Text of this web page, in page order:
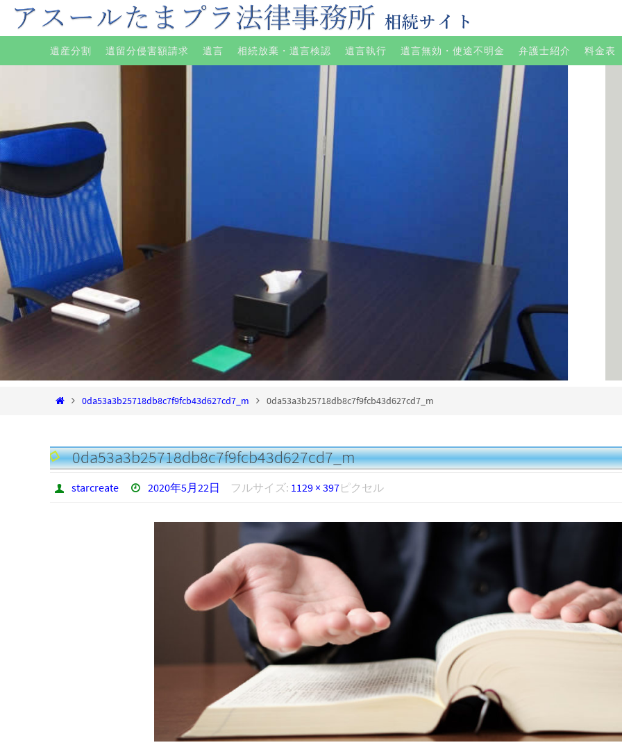
遺産分割 遺留分侵害額請求 遺言 相続放棄・遺言検認 遺言執行 遺言無効・使途不明金 弁護士紹介 料金表
0da53a3b25718db8c7f9fcb43d627cd7_m 0da53a3b25718db8c7f9fcb43d627cd7_m
0da53a3b25718db8c7f9fcb43d627cd7_m
starcreate 2020年5月22日 フルサイズ: 1129 × 397ピクセル